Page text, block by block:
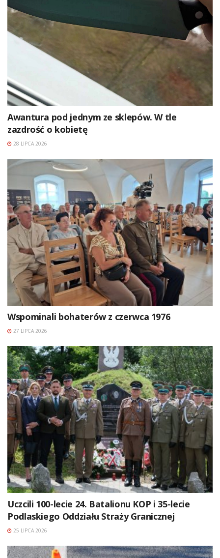
Awantura pod jednym ze sklepów. W tle
zazdrość o kobietę
28 LIPCA 2026
Wspominali bohaterów z czerwca 1976
27 LIPCA 2026
Uczcili 100-lecie 24. Batalionu KOP i 35-lecie
Podlaskiego Oddziału Straży Granicznej
25 LIPCA 2026